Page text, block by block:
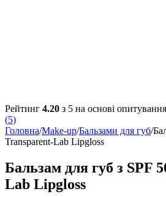
Рейтинг 4.20 з 5 на основі опитування
(5)
Головна/Make-up/Бальзами для губ/
Transparent-Lab Lipgloss
Бальзам для губ з SPF
Lab Lipgloss